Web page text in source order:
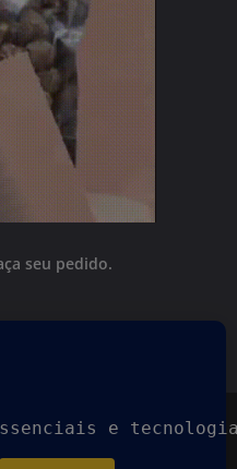
seu pedido.
. Todos os direitos